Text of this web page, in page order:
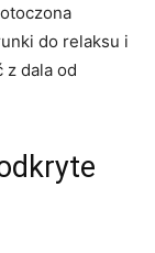
do relaksu ‍i
z dala od